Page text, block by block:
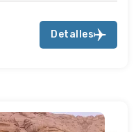
Detalles